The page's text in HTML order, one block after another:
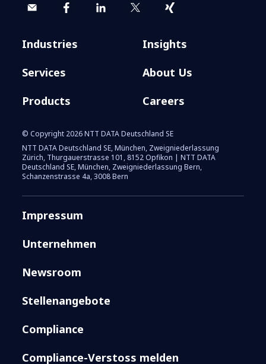
Industries
Services
Products
Insights
About Us
Careers
© Copyright 2026 NTT DATA Deutschland SE
NTT DATA Deutschland SE, München, Zweigniederlassung
Zürich, Thurgauerstrasse 101, 8152 Opfikon | NTT DATA
Deutschland SE, München, Zweigniederlassung Bern,
Schanzenstrasse 4a, 3008 Bern
Impressum
Unternehmen
Newsroom
Stellenangebote
Compliance
Compliance-Verstoss melden